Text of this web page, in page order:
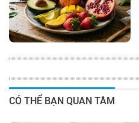
CÓ THỂ BẠN QUAN TÂM